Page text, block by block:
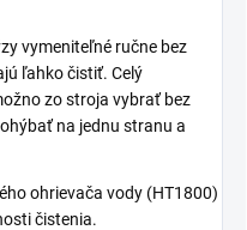
vymeniteľné ručne bez
ľahko čistiť. Celý
zo stroja vybrať bez
na jednu stranu a
ohrievača vody (HT1800)
čistenia.